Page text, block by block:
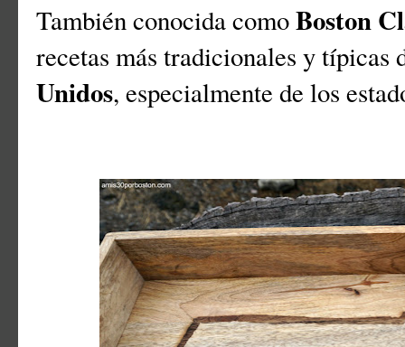
También conocida comoBoston
recetas más tradicionales y típicas
Unidos, especialmente de los